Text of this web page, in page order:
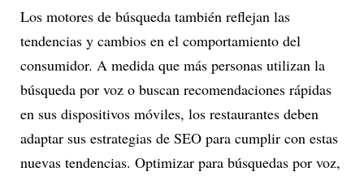
Los motores de búsqueda también reflejan las
tendencias y cambios en el comportamiento del
consumidor. A medida que más personas utilizan la
búsqueda por voz o buscan recomendaciones rápidas
en sus dispositivos móviles, los restaurantes deben
adaptar sus estrategias de SEO para cumplir con estas
nuevas tendencias. Optimizar para búsquedas por voz,